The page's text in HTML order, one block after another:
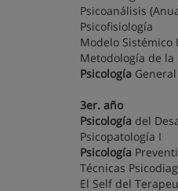
Psicoanálisis
Psicofisiología
Modelo Sistémico
Metodología de la
Psicología
3er. año
Psicología del
Psicopatología I
Psicología
Técnicas
El Self del